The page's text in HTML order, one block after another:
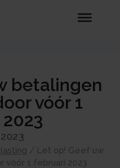
betalingen
vóór 1
/ Let op! Geef uw
vóór 1 februari 2023